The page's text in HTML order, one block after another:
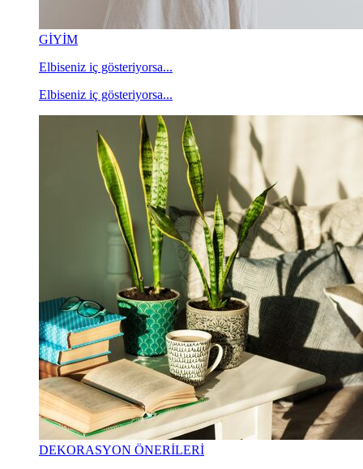
GİYİM
Elbiseniz iç gösteriyorsa...
Elbiseniz iç gösteriyorsa...
DEKORASYON ÖNERİLERİ